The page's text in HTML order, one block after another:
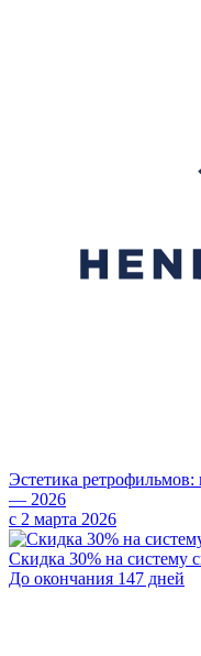
Эстетика
— 2026
с 2 марта 2026
Скидка 30% на систему
До окончания 147 дней